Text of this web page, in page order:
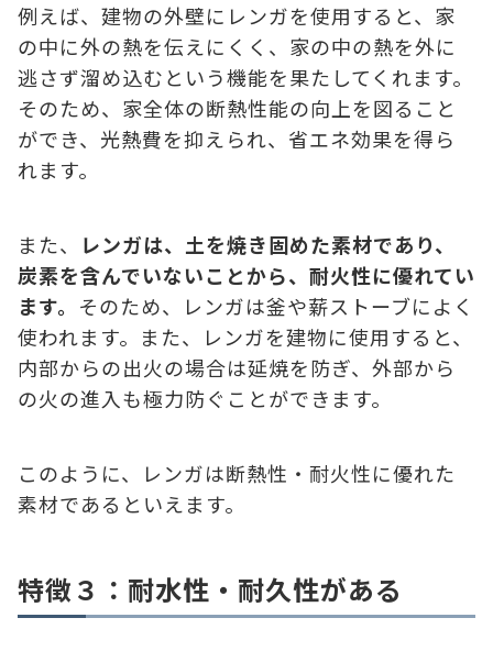
例えば、建物の外壁にレンガを使用すると、家
の中に外の熱を伝えにくく、家の中の熱を外に
逃さず溜め込むという機能を果たしてくれます。
そのため、家全体の断熱性能の向上を図ること
ができ、光熱費を抑えられ、省エネ効果を得ら
れます。
また、
レンガは、土を焼き固めた素材であり、
炭素を含んでいないことから、耐火性に優れてい
ます。 そのため、レンガは釜や薪ストーブによく
使われます。また、レンガを建物に使用すると、
内部からの出火の場合は延焼を防ぎ、外部から
の火の進入も極力防ぐことができます。
このように、レンガは断熱性・耐火性に優れた
素材であるといえます。
特徴３：耐水性・耐久性がある